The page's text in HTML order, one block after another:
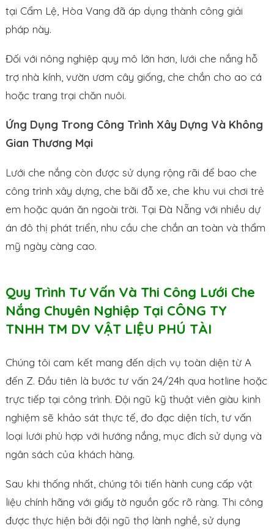
tại Cẩm Lệ, Hòa Vang đã áp dụng thành công giải
pháp này.
Đối với nông nghiệp quy mô lớn hơn, lưới che nắng hỗ
trợ nhà kính, vườn ươm cây giống, che chắn cho ao cá
hoặc trang trại chăn nuôi.
Ứng Dụng Trong Công Trình Xây Dựng Và Không
Gian Thương Mại
Lưới che nắng còn được sử dụng rộng rãi để bao che
công trình xây dựng, che bãi đỗ xe, che khu vui chơi trẻ
em hoặc quán ăn ngoài trời. Tại Đà Nẵng với nhiều dự
án đô thị phát triển, nhu cầu che chắn an toàn và thẩm
mỹ ngày càng cao.
Quy Trình Tư Vấn Và Thi Công Lưới Che
Nắng Chuyên Nghiệp Tại CÔNG TY
TNHH TM DV VẬT LIỆU PHÚ TÀI
Chúng tôi cam kết mang đến dịch vụ toàn diện từ A
đến Z. Đầu tiên là bước tư vấn 24/24h qua hotline hoặc
trực tiếp tại công trình. Đội ngũ kỹ thuật viên giàu kinh
nghiệm sẽ khảo sát thực tế, đo đạc diện tích, tư vấn
loại lưới phù hợp với hướng nắng, mục đích sử dụng và
ngân sách của khách hàng.
Sau khi thống nhất, chúng tôi tiến hành cung cấp vật
liệu chính hãng với giấy tờ nguồn gốc rõ ràng. Thi công
được thực hiện bởi đội ngũ thợ lành nghề, sử dụng